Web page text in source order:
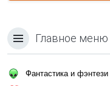
Главное меню
Фантастика и фэнтези